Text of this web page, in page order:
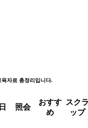
육자료 총정리입니다.
照会
おすす
め
スク
ップ